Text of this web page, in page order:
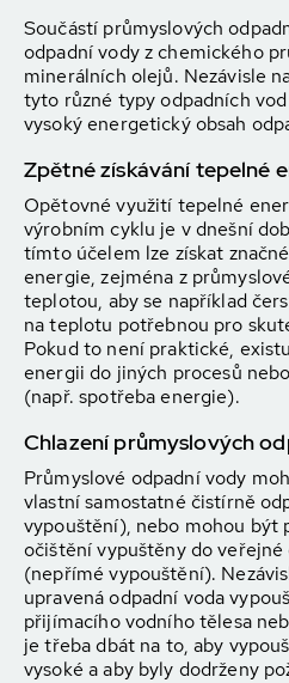
Součástí průmyslových
odpadní vody z chemického
minerálních olejů. Nezávisle
tyto různé typy odpadních
vysoký energetický obsah
Zpětné získávání tepelné
Opětovné využití tepelné
výrobním cyklu je v dnešní
tímto účelem lze získat
energie, zejména z
teplotou, aby se například
na teplotu potřebnou pro
Pokud to není praktické,
energii do jiných procesů
(např. spotřeba energie).
Chlazení průmyslových
Průmyslové odpadní vody
vlastní samostatné čistírně
vypouštění), nebo mohou být
očištění vypuštěny do
(nepřímé vypouštění).
upravená odpadní voda
přijímacího vodního tělesa
je třeba dbát na to, aby
vysoké a aby byly dodrženy